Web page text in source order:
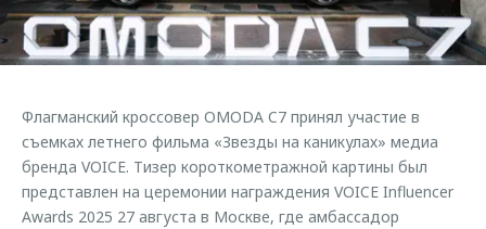
Страхование
Кредитный калькулятор
Одежда и сувениры
Оригинальные аксессуары
Запчасти
Клиентская поддержка
O&J Автоклуб
Приложение O&J
Аксессуары
Одежда и сувениры
Обратная связь
Флагманский кроссовер OMODA C7 принял участие в
съемках летнего фильма «Звезды на каникулах» медиа
бренда VOICE. Тизер короткометражной картины был
представлен на церемонии награждения VOICE Influencer
Awards 2025 27 августа в Москве, где амбассадор